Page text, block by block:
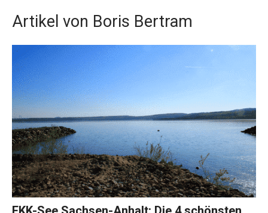
Artikel von Boris Bertram